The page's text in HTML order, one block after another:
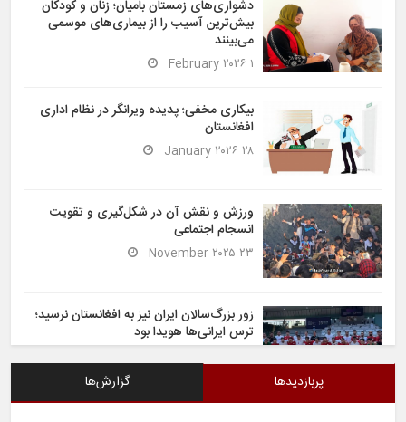
دشواری‌های زمستان بامیان؛ زنان و کودکان
بیش‌ترین آسیب را از بیماری‌های موسمی
می‌بینند
۱ February ۲۰۲۶
بیکاری مخفی؛ پدیده ویرانگر در نظام اداری
افغانستان
۲۸ January ۲۰۲۶
ورزش و نقش آن در شکل‌گیری و تقویت
انسجام اجتماعی
۲۳ November ۲۰۲۵
زور بزرگ‌سالان ایران نیز به افغانستان نرسید؛
ترس ایرانی‌ها هویدا بود
پربازدیدها گزارش‌ها